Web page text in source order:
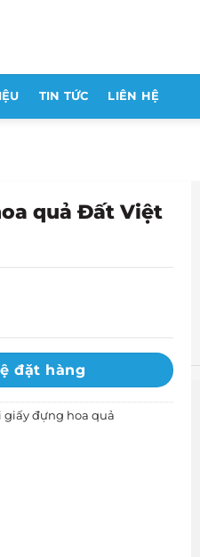
TIN TỨC LIÊN HỆ
quả Đất Việt
đặt hàng
giấy đựng hoa quả